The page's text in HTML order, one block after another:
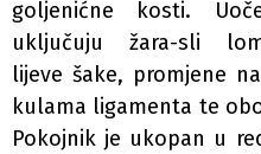
goljenićne kosti.
uključuju žara-sli
lijeve šake, promjene
kulama ligamenta te
Pokojnik je ukopan u